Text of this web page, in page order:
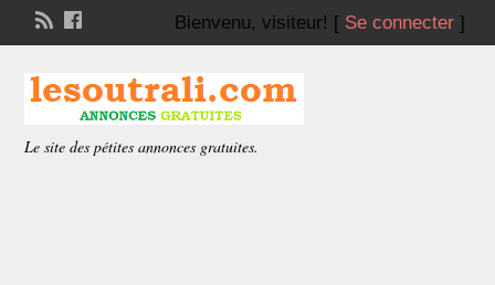
Bienvenu, visiteur! [ Se connecter]
Le site des pétites annonces gratuites.